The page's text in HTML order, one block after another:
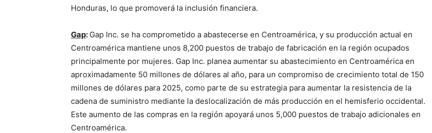
Honduras, lo que promoverá la inclusión financiera.
Gap: Gap Inc. se ha comprometido a abastecerse en Centroamérica, y su producción actual en
Centroamérica mantiene unos 8,200 puestos de trabajo de fabricación en la región ocupados
principalmente por mujeres. Gap Inc. planea aumentar su abastecimiento en Centroamérica en
aproximadamente 50 millones de dólares al año, para un compromiso de crecimiento total de 150
millones de dólares para 2025, como parte de su estrategia para aumentar la resistencia de la
cadena de suministro mediante la deslocalización de más producción en el hemisferio occidental.
Este aumento de las compras en la región apoyará unos 5,000 puestos de trabajo adicionales en
Centroamérica.